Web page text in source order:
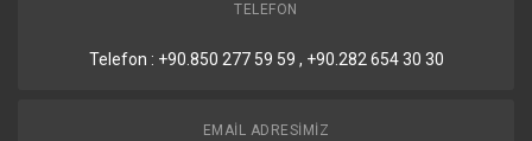
TELEFON
Telefon : +90.850 277 59 59 , +90.282 654 30 30
EMAIL ADRESIMIZ